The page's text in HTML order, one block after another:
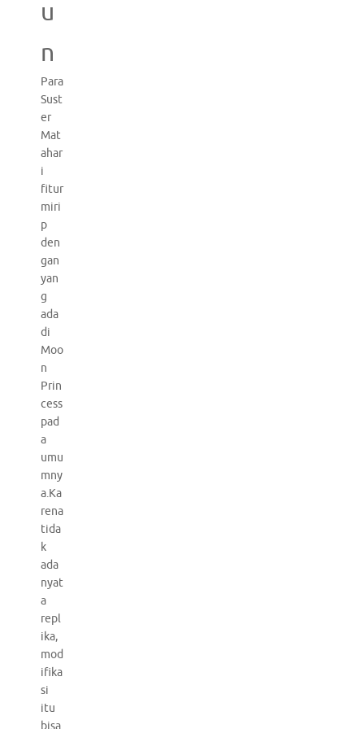
u
n
Para
Sust
er
Mat
ahar
i
fitur
miri
p
den
gan
yan
g
ada
di
Moo
n
Prin
cess
pad
a
umu
mny
a.Ka
rena
tida
k
ada
nyat
a
repl
ika,
mod
ifika
si
itu
bisa